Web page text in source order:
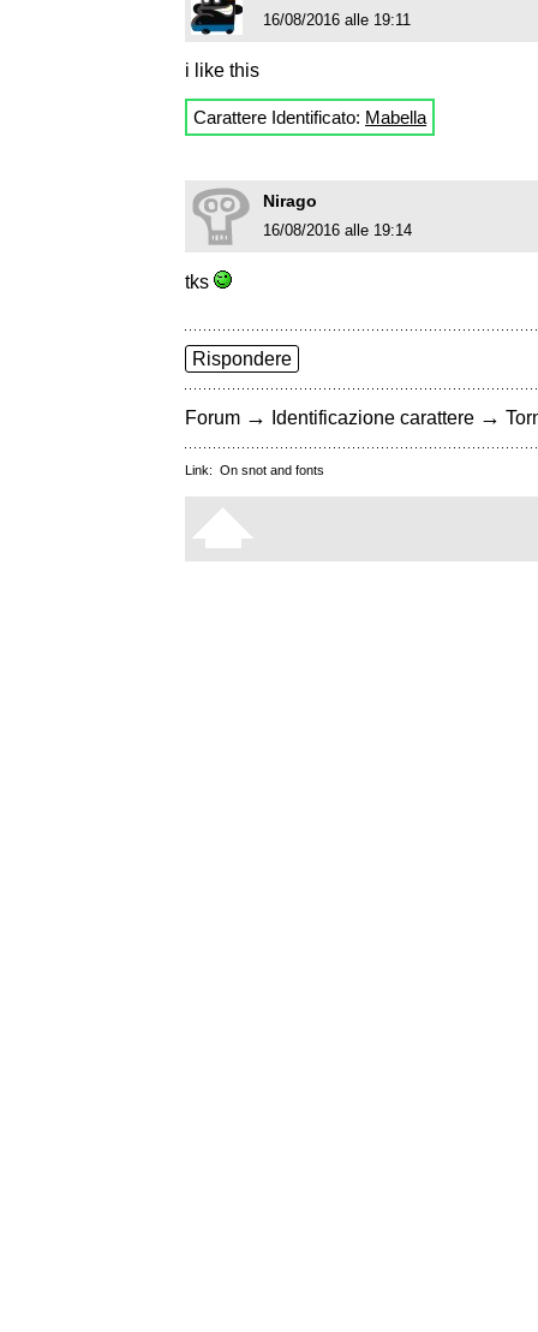
16/08/2016 alle 19:11
i like this
Carattere Identificato: Mabella
Nirago
16/08/2016 alle 19:14
tks
Rispondere
Forum → Identificazione carattere →
Link: On snot and fonts